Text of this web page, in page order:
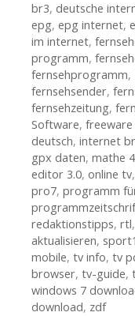
br3, deutsche
epg, epg internet,
im internet,
programm,
fernsehprogramm,
fernsehsender,
fernsehzeitung,
Software,
deutsch, internet
gpx daten, mathe
editor 3.0, online tv,
pro7, programm
redaktionstipps, rtl,
aktualisieren, sport1
mobile, tv info, tv
browser, tv-guide,
windows 7
download, zdf